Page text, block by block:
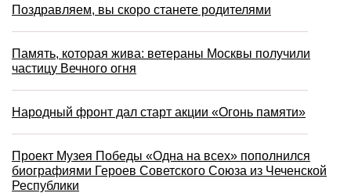
Поздравляем, вы скоро станете родителями
Память, которая жива: ветераны Москвы получили
частицу Вечного огня
Народный фронт дал старт акции «Огонь памяти»
Проект Музея Победы «Одна на всех» пополнился
биографиями Героев Советского Союза из Чеченской
Республики